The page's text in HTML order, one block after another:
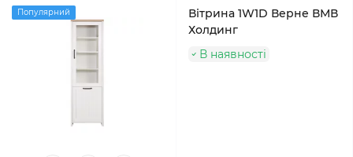
Популярний
Вітрина 1W1D Верне ВМВ
Холдинг
В наявності